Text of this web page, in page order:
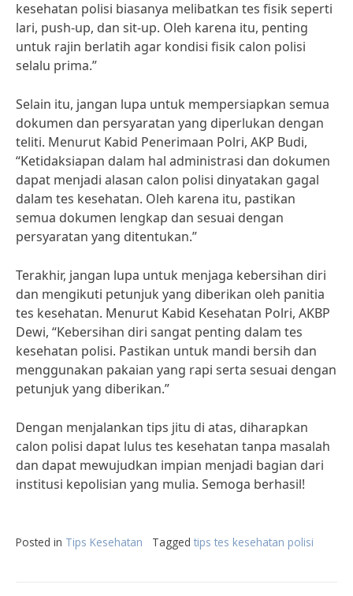
kesehatan polisi biasanya melibatkan tes fisik seperti
lari, push-up, dan sit-up. Oleh karena itu, penting
untuk rajin berlatih agar kondisi fisik calon polisi
selalu prima.”
Selain itu, jangan lupa untuk mempersiapkan semua
dokumen dan persyaratan yang diperlukan dengan
teliti. Menurut Kabid Penerimaan Polri, AKP Budi,
“Ketidaksiapan dalam hal administrasi dan dokumen
dapat menjadi alasan calon polisi dinyatakan gagal
dalam tes kesehatan. Oleh karena itu, pastikan
semua dokumen lengkap dan sesuai dengan
persyaratan yang ditentukan.”
Terakhir, jangan lupa untuk menjaga kebersihan diri
dan mengikuti petunjuk yang diberikan oleh panitia
tes kesehatan. Menurut Kabid Kesehatan Polri, AKBP
Dewi, “Kebersihan diri sangat penting dalam tes
kesehatan polisi. Pastikan untuk mandi bersih dan
menggunakan pakaian yang rapi serta sesuai dengan
petunjuk yang diberikan.”
Dengan menjalankan tips jitu di atas, diharapkan
calon polisi dapat lulus tes kesehatan tanpa masalah
dan dapat mewujudkan impian menjadi bagian dari
institusi kepolisian yang mulia. Semoga berhasil!
Posted in Tips Kesehatan Tagged tips tes kesehatan polisi